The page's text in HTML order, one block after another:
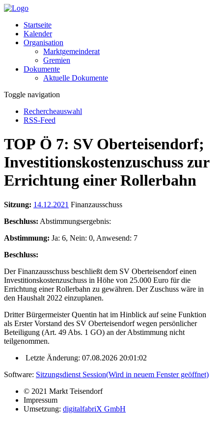
Startseite
Kalender
Organisation
Marktgemeinderat
Gremien
Dokumente
Aktuelle Dokumente
Toggle navigation
Rechercheauswahl
RSS-Feed
TOP Ö 7: SV Oberteisendorf;
Investitionskostenzuschuss zur
Errichtung einer Rollerbahn
Sitzung: 14.12.2021 Finanzausschuss
Beschluss: Abstimmungsergebnis:
Abstimmung: Ja: 6, Nein: 0, Anwesend: 7
Beschluss:
Der Finanzausschuss beschließt dem SV Oberteisendorf einen
Investitionskostenzuschuss in Höhe von 25.000 Euro für die
Errichtung einer Rollerbahn zu gewähren. Der Zuschuss wäre in
den Haushalt 2022 einzuplanen.
Dritter Bürgermeister Quentin hat im Hinblick auf seine Funktion
als Erster Vorstand des SV Oberteisendorf wegen persönlicher
Beteiligung (Art. 49 Abs. 1 GO) an der Abstimmung nicht
teilgenommen.
Letzte Änderung: 07.08.2026 20:01:02
Software: Sitzungsdienst Session(Wird in neuem Fenster geöffnet)
© 2021 Markt Teisendorf
Impressum
Umsetzung: digitalfabriX GmbH